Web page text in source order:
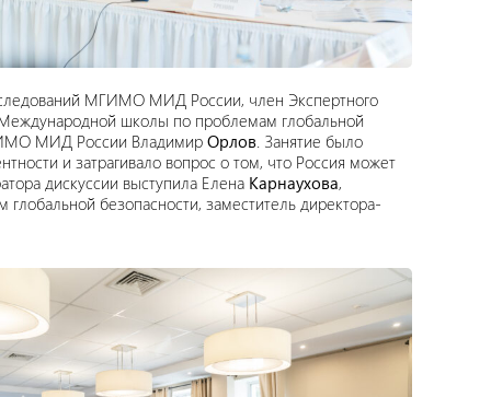
МГИМО МИД России, член Экспертного
школы по проблемам глобальной
МИД России Владимир Орлов. Занятие было
и затрагивало вопрос о том, что Россия может
дискуссии выступила Елена Карнаухова,
безопасности, заместитель директора-